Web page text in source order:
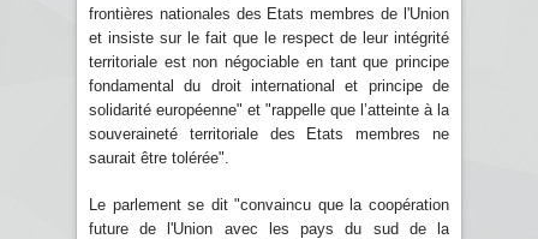
frontières nationales des Etats membres de l'Union
et insiste sur le fait que le respect de leur intégrité
territoriale est non négociable en tant que principe
fondamental du droit international et principe de
solidarité européenne" et "rappelle que l’atteinte à la
souveraineté territoriale des Etats membres ne
saurait être tolérée".
Le parlement se dit "convaincu que la coopération
future de l'Union avec les pays du sud de la